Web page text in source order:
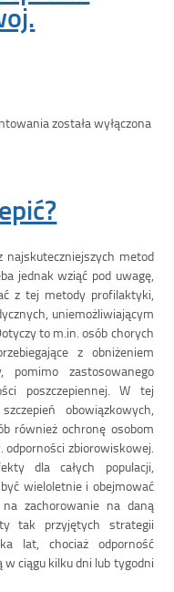
została wyłączona
najskuteczniejszych metod
jednak wziąć pod uwagę,
z tej metody profilaktyki,
uniemożliwiającym
to m.in. osób chorych
z obniżeniem
pomimo zastosowanego
poszczepiennej. W tej
obowiązkowych,
również ochronę osobom
odporności zbiorowiskowej.
dla całych populacji,
wieloletnie i obejmować
zachorowanie na daną
tak przyjętych strategii
lat, chociaż odporność
ciągu kilku dni lub tygodni